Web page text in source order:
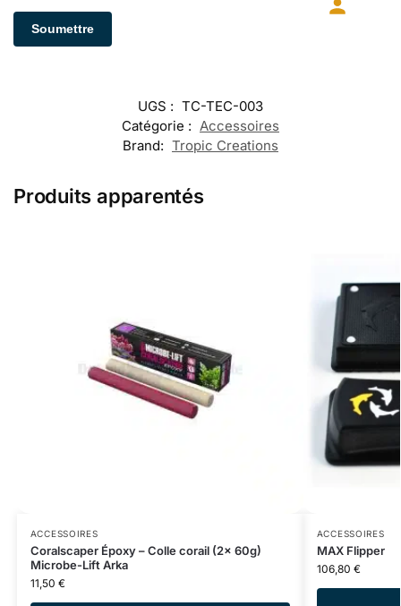
UGS : TC-TEC-003
Catégorie : Accessoires
Brand: Tropic Creations
Produits apparentés
ACCESSOIRES
Coralscaper Époxy – Colle corail (2x 60g)
Microbe-Lift Arka
11,50 €
ACCESSOIRES
MAX Flipper
106,80 €